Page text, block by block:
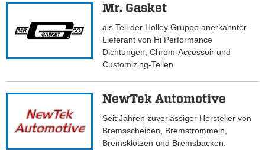
Mr. Gasket
als Teil der Holley Gruppe anerkannter
Lieferant von Hi Performance
Dichtungen, Chrom-Accessoir und
Customizing-Teilen.
NewTek Automotive
Seit Jahren zuverlässiger Hersteller von
Bremsscheiben, Bremstrommeln,
Bremsklötzen und Bremsbacken.